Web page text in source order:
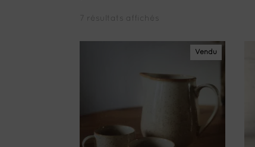
7 résultats affichés
Vendu